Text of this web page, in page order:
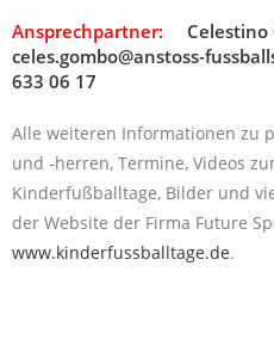
Ansprechpartner:
celes.gombo@anstoss-
633 06 17
Alle weiteren Informationen zu
und -herren, Termine, Videos
Kinderfußballtage, Bilder und
der Website der Firma Future
www.kinderfussballtage.de.